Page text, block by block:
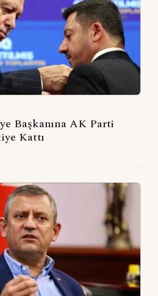
Başkanına AK Parti
Kattı